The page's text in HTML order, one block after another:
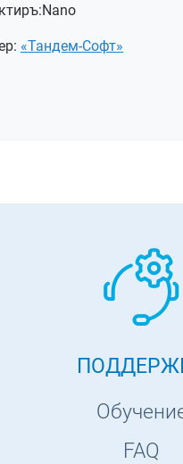
«Тандем-Софт»
FAQ